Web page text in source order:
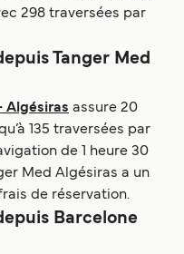
298 traversées par
Tanger Med
Algésiras assure 20
135 traversées par
de 1 heure 30
Med Algésiras a un
de réservation.
Barcelone